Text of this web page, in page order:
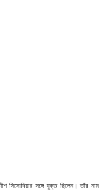
সঙ্গে যুক্ত ছিলেন। তাঁর নাম